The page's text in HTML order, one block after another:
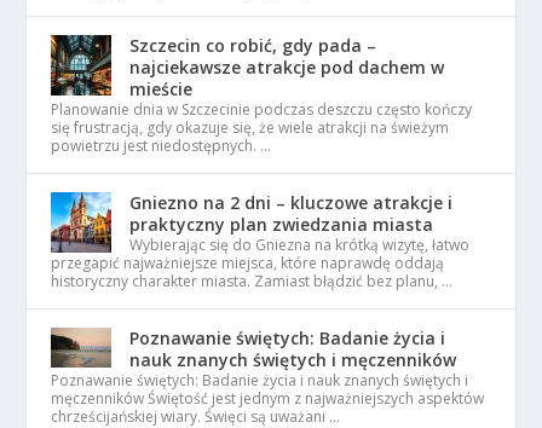
Szczecin co robić, gdy pada –
najciekawsze atrakcje pod dachem w
mieście
Planowanie dnia w Szczecinie podczas deszczu często kończy
się frustracją, gdy okazuje się, że wiele atrakcji na świeżym
powietrzu jest niedostępnych. …
Gniezno na 2 dni – kluczowe atrakcje i
praktyczny plan zwiedzania miasta
Wybierając się do Gniezna na krótką wizytę, łatwo
przegapić najważniejsze miejsca, które naprawdę oddają
historyczny charakter miasta. Zamiast błądzić bez planu, …
Poznawanie świętych: Badanie życia i
nauk znanych świętych i męczenników
Poznawanie świętych: Badanie życia i nauk znanych świętych i
męczenników Świętość jest jednym z najważniejszych aspektów
chrześcijańskiej wiary. Święci są uważani …